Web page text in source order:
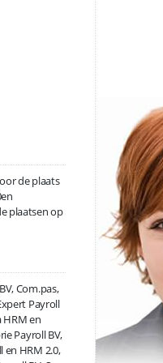
de plaats
plaatsen op
Com.pas,
Payroll
HRM en
Payroll BV,
en HRM 2.0,